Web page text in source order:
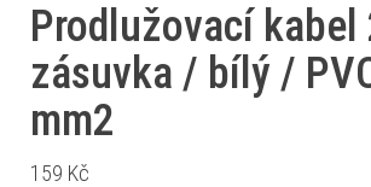
Prodlužovací kabel
zásuvka / bílý /
mm2
159 Kč